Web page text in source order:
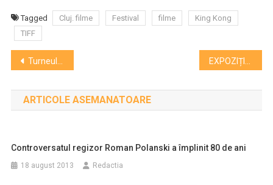
Tagged Cluj. filme Festival filme
King Kong
TIFF
Navigare
în
articole
Turneul Internațional Stradivarius îl aduce la Cluj pe violonistul Alexandru Tomescu
ARTICOLE ASEMANATOARE
Controversatul regizor Roman Polanski a împlinit 80 de ani
18 august 2013 Redactia